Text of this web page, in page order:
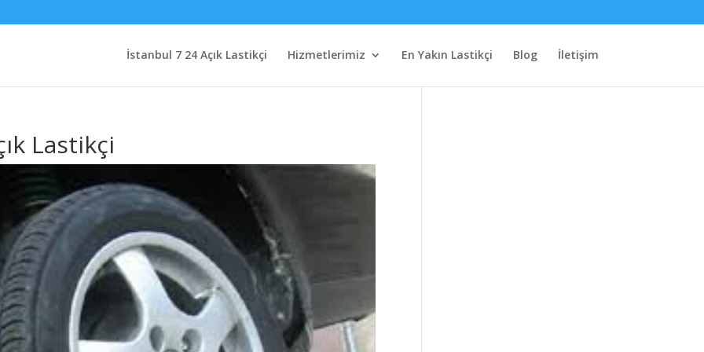
İstanbul 7 24 Açık Lastikçi Hizmetlerimiz En Yakın Lastikçi Blog İletişim
Lastikçi